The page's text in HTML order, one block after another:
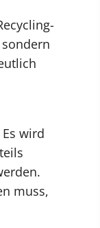
wird
muss,